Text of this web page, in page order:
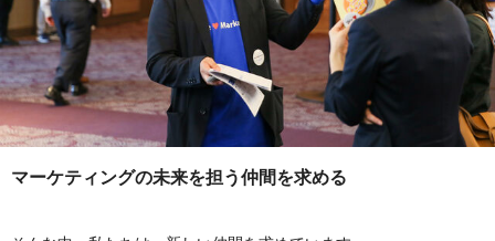
マーケティングの未来を担う仲間を求める